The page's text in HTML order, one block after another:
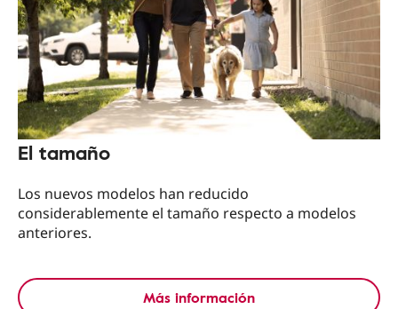
El tamaño
Los nuevos modelos han reducido
considerablemente el tamaño respecto a modelos
anteriores.
Más información